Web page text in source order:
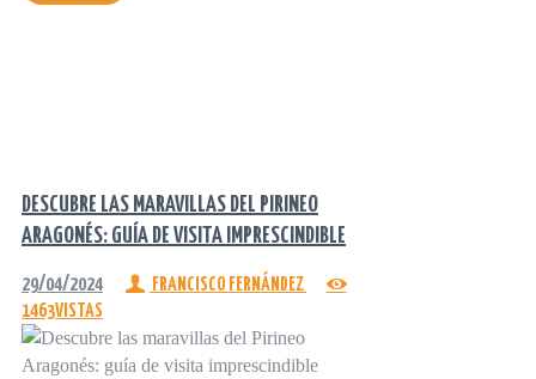
DESCUBRE LAS MARAVILLAS DEL PIRINEO
ARAGONÉS: GUÍA DE VISITA IMPRESCINDIBLE
29/04/2024
FRANCISCO FERNÁNDEZ
1463VISTAS